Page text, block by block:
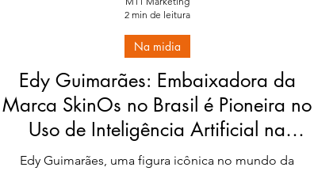
Edy Guimarães: Embaixadora da
Marca SkinOs no Brasil é Pioneira no
Uso de Inteligência Artificial na
Estética
Edy Guimarães, uma figura icônica no mundo da
Na midia
2 min de leitura